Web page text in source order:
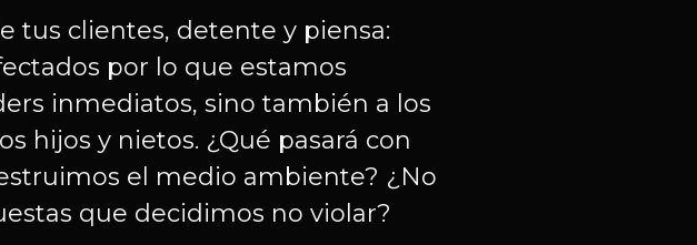
tus clientes, detente y piensa:
por lo que estamos
inmediatos, sino también a los
hijos y nietos. ¿Qué pasará con
el medio ambiente? ¿No
que decidimos no violar?